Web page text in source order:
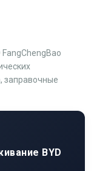
заправочные
BYD